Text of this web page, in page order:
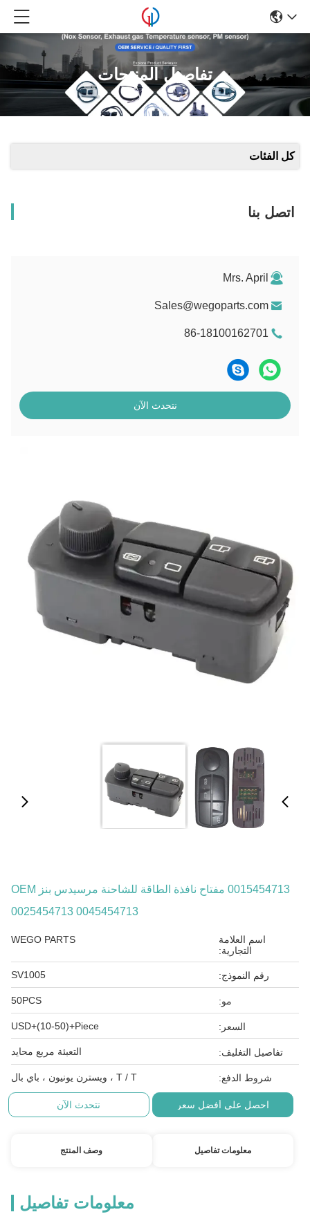
تفاصيل المنتجات
كل الفئات
اتصل بنا
Mrs. April
Sales@wegoparts.com
86-18100162701
نتحدث الآن
0015454713 مفتاح نافذة الطاقة للشاحنة مرسيدس بنز OEM
0025454713 0045454713
اسم العلامة
التجارية:
WEGO PARTS
رقم النموذج: SV1005
مو: 50PCS
السعر: USD+(10-50)+Piece
تفاصيل التغليف: التعبئة مربع محايد
شروط الدفع: T / T ، ويسترن يونيون ، باي بال
احصل على أفضل سعر نتحدث الآن
معلومات تفاصيل وصف المنتج
معلومات تفاصيل